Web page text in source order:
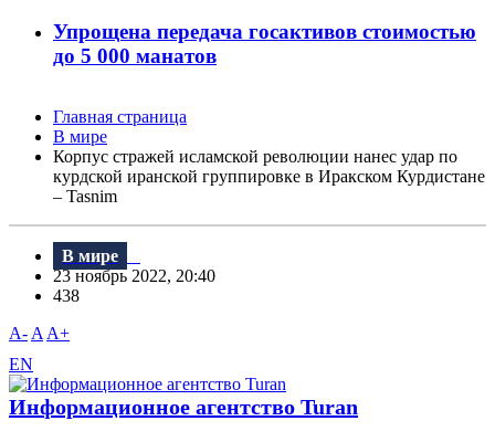
Упрощена передача госактивов стоимостью
до 5 000 манатов
Главная страница
В мире
Корпус стражей исламской революции нанес удар по
курдской иранской группировке в Иракском Курдистане
– Tasnim
В мире
23 ноябрь 2022, 20:40
438
A- A A+
EN
Информационное агентство Turan